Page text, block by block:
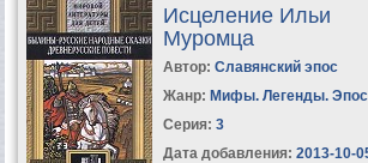
Исцеление Ильи
Муромца
Автор: Славянский эпос
Жанр: Мифы. Легенды. Эпос
Серия: 3
Дата добавления: 2013-10-